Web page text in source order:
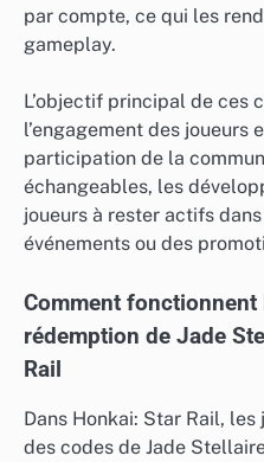
par compte, ce qui les
gameplay.
L’objectif principal de ces
l’engagement des joueurs
participation de la
échangeables, les
joueurs à rester actifs
événements ou des
Comment fonctionnent
rédemption de Jade
Rail
Dans Honkai: Star Rail,
des codes de Jade